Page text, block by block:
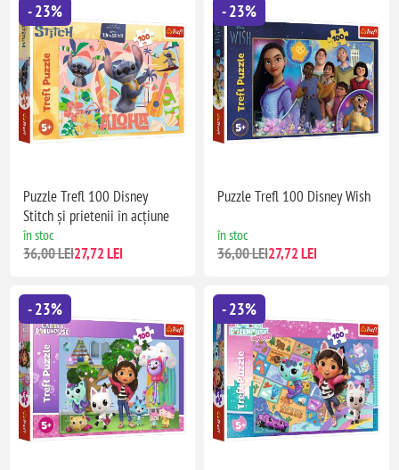
- 23%
Puzzle Trefl 100 Disney
Stitch și prietenii în acțiune
în stoc
36,00 LEI27,72 LEI
- 23%
Puzzle Trefl 100 Disney Wish
în stoc
36,00 LEI27,72 LEI
- 23% - 23%